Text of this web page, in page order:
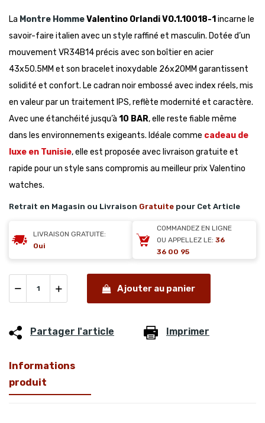
La Montre HommeValentino Orlandi VO.1.10018-1 incarne le
savoir-faire italien avec un style raffiné et masculin. Dotée d’un
mouvement VR34B14 précis avec son boîtier en acier
43x50.5MM et son bracelet inoxydable 26x20MM garantissent
solidité et confort. Le cadran noir embossé avec index réels, mis
en valeur par un traitement IPS, reflète modernité et caractère.
Avec une étanchéité jusqu’à 10 BAR, elle reste fiable même
dans les environnements exigeants. Idéale comme cadeau de
luxe en Tunisie, elle est proposée avec livraison gratuite et
rapide pour un style sans compromis au meilleur prix Valentino
watches.
Retrait en Magasin ou Livraison Gratuite pour Cet Article
LIVRAISON GRATUITE:
Oui
COMMANDEZ EN LIGNE
OU APPELLEZ LE: 36
36 00 95
Ajouter au panier
Partager l'article Imprimer
Informations
produit